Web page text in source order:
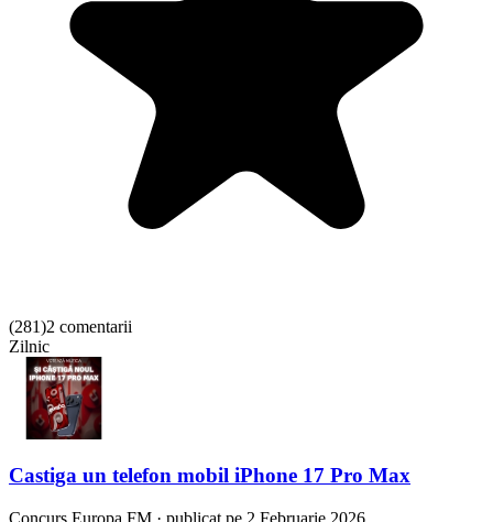
(281)2 comentarii
Zilnic
Castiga un telefon mobil iPhone 17 Pro Max